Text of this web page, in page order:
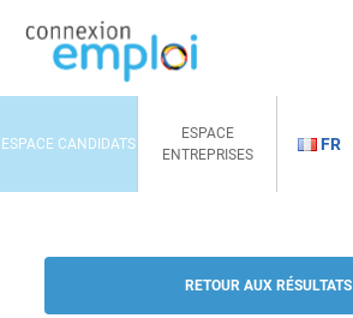
ESPACE CANDIDATS
ESPACE
ENTREPRISES
FR
RETOUR AUX RÉSULTATS